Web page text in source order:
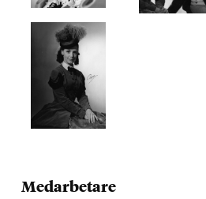
Medarbetare